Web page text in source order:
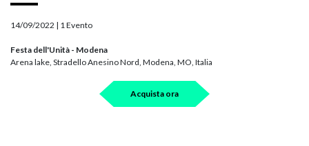
14/09/2022 | 1 Evento
Festa dell'Unità - Modena
Arena lake, Stradello Anesino Nord, Modena, MO, Italia
Acquista ora